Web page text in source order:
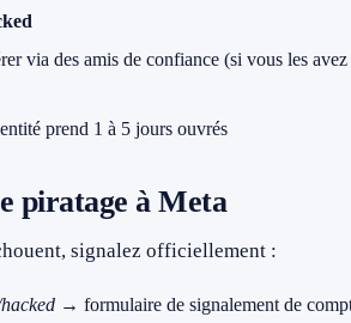
via des amis de confiance (si vous les
prend 1 à 5 jours ouvrés
piratage à Meta
signalez officiellement :
→ formulaire de signalement de